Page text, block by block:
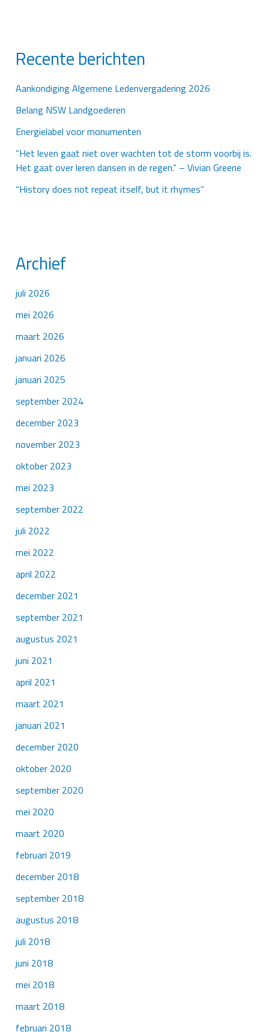
Recente berichten
Aankondiging Algemene Ledenvergadering 2026
Belang NSW Landgoederen
Energielabel voor monumenten
“Het leven gaat niet over wachten tot de storm voorbij is.
Het gaat over leren dansen in de regen.” – Vivian Greene
“History does not repeat itself, but it rhymes”
Archief
juli 2026
mei 2026
maart 2026
januari 2026
januari 2025
september 2024
december 2023
november 2023
oktober 2023
mei 2023
september 2022
juli 2022
mei 2022
april 2022
december 2021
september 2021
augustus 2021
juni 2021
april 2021
maart 2021
januari 2021
december 2020
oktober 2020
september 2020
mei 2020
maart 2020
februari 2019
december 2018
september 2018
augustus 2018
juli 2018
juni 2018
mei 2018
maart 2018
februari 2018